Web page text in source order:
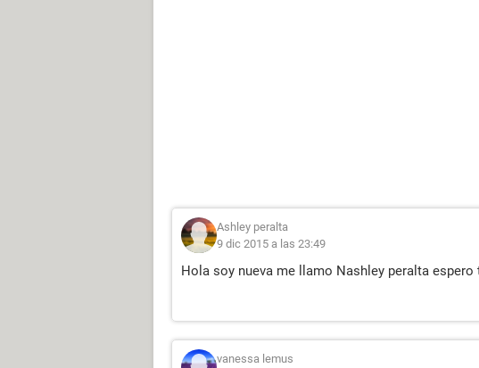
Ashley peralta
9 dic 2015 a las 23:49
Hola soy nueva me llamo Nashley peralta
vanessa lemus